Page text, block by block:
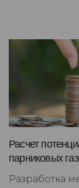
Расчет
парниковых
Разработка